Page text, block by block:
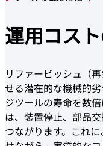
運用コス
リファービッシュ（
せる潜在的な機械的
ジツールの寿命を数
は、装置停止、部品
つながります。これ